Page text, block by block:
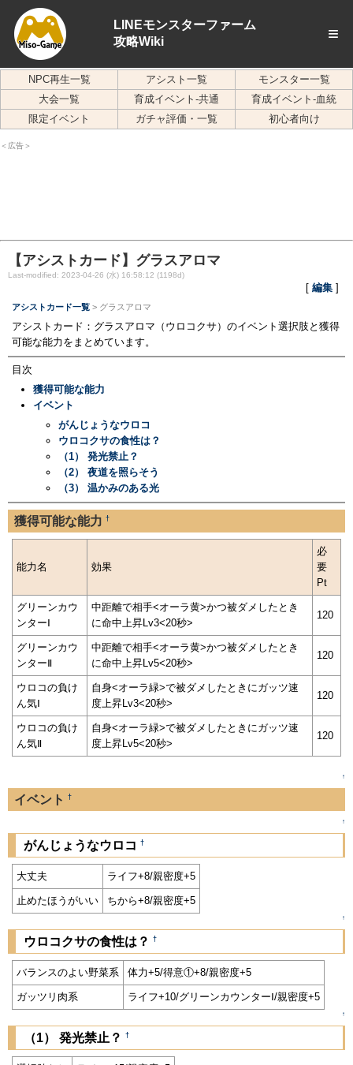
LINEモンスターファーム
攻略Wiki
≡
NPC再生一覧 アシスト一覧
モンスター一覧
大会一覧
育成イベント-共通
育成イベント-血統
限定イベント
ガチャ評価・一覧 初心者向け
＜広告＞
【アシストカード】グラスアロマ
Last-modified: 2023-04-26 (水) 16:58:12 (1198d)
[ 編集 ]
アシストカード一覧 > グラスアロマ
アシストカード：グラスアロマ（ウロコクサ）のイベント選択肢と獲得
可能な能力をまとめています。
目次
獲得可能な能力
イベント
がんじょうなウロコ
ウロコクサの食性は？
（1） 発光禁止？
（2） 夜道を照らそう
（3） 温かみのある光
獲得可能な能力 †
能力名 効果
必
要
Pt
グリーンカウ
ンターⅠ
中距離で相手<オーラ黄>かつ被ダメしたとき
に命中上昇Lv3<20秒>
120
グリーンカウ
ンターⅡ
中距離で相手<オーラ黄>かつ被ダメしたとき
に命中上昇Lv5<20秒>
120
ウロコの負け
ん気Ⅰ
自身<オーラ緑>で被ダメしたときにガッツ速
度上昇Lv3<20秒>
120
ウロコの負け
ん気Ⅱ
自身<オーラ緑>で被ダメしたときにガッツ速
度上昇Lv5<20秒>
120
↑
イベント †
↑
がんじょうなウロコ †
大丈夫 ライフ+8/親密度+5
止めたほうがいい ちから+8/親密度+5
↑
ウロコクサの食性は？ †
バランスのよい野菜系 体力+5/得意①+8/親密度+5
ガッツリ肉系 ライフ+10/グリーンカウンターⅠ/親密度+5
↑
（1） 発光禁止？ †